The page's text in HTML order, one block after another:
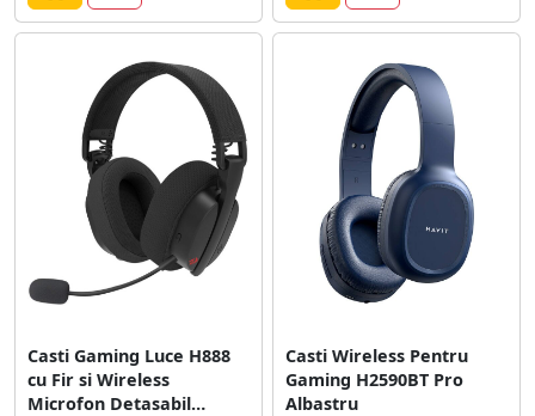
Casti Gaming Luce H888
cu Fir si Wireless
Microfon Detasabil
Casti Wireless Pentru
Gaming H2590BT Pro
Albastru